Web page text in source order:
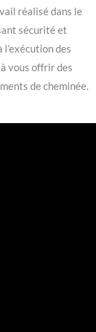
réalisé dans le
sécurité et
des
vous offrir des
de cheminée.